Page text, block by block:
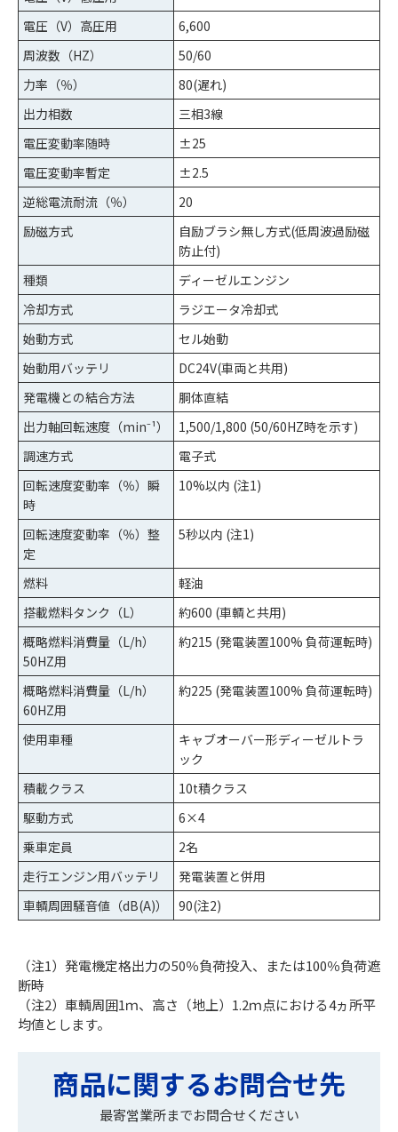
電圧（V）高圧用
6,600
周波数（HZ）
50/60
力率（％）
80(遅れ)
出力相数
三相3線
電圧変動率随時
±25
電圧変動率暫定
±2.5
逆総電流耐流（％）
20
励磁方式
自励ブラシ無し方式(低周波過励磁
防止付)
種類
ディーゼルエンジン
冷却方式
ラジエータ冷却式
始動方式
セル始動
始動用バッテリ
DC24V(車両と共用)
発電機との結合方法
胴体直結
出力軸回転速度（min⁻¹）
1,500/1,800 (50/60HZ時を示す)
調速方式
電子式
回転速度変動率（％）瞬
時
10%以内 (注1)
回転速度変動率（％）整
定
5秒以内 (注1)
燃料
軽油
搭載燃料タンク（L）
約600 (車輌と共用)
概略燃料消費量（L/h）
50HZ用
約215 (発電装置100% 負荷運転時)
概略燃料消費量（L/h）
60HZ用
約225 (発電装置100% 負荷運転時)
使用車種
キャブオーバー形ディーゼルトラ
ック
積載クラス
10t積クラス
駆動方式
6×4
乗車定員
2名
走行エンジン用バッテリ
発電装置と併用
車輌周囲騒音値（dB(A)）
90(注2)
（注1）発電機定格出力の50％負荷投入、または100％負荷遮
断時
（注2）車輌周囲1ｍ、高さ（地上）1.2ｍ点における4ヵ所平
均値とします。
商品に関するお問合せ先
最寄営業所までお問合せください